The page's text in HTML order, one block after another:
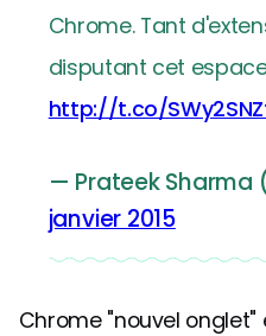
Chrome. Tant
disputant cet
http://t.co/
— Prateek Sharma
janvier 2015
Chrome "nouvel